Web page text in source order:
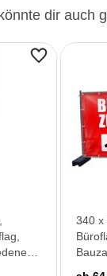
dir auch
340 x